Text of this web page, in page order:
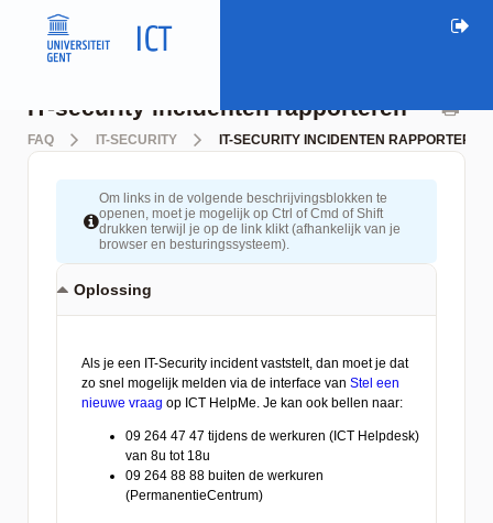
IT-security incidenten rapporteren
FAQ IT-SECURITY IT-SECURITY INCIDENTEN RAPPORTEREN
Om links in de volgende beschrijvingsblokken te
openen, moet je mogelijk op Ctrl of Cmd of Shift
drukken terwijl je op de link klikt (afhankelijk van je
browser en besturingssysteem).
Oplossing